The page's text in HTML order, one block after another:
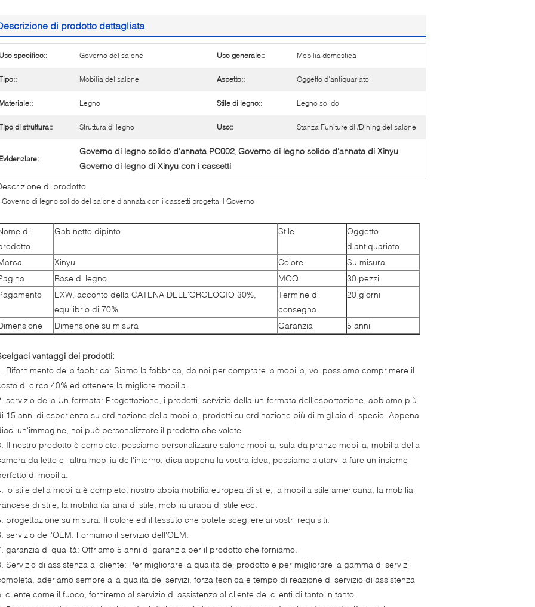
di prodotto dettagliata
specifico:: Governo del salone Uso generale:: Mobilia domestica
Mobilia del salone Aspetto:: Oggetto d'antiquariato
Legno Stile di legno:: Legno solido
di struttura:: Struttura di legno Uso:: Stanza Funiture di /Dining del salone
Governo di legno solido d'annata PC002, Governo di legno solido d'annata di Xinyu,
Governo di legno di Xinyu con i cassetti
di prodotto
Governo di legno solido del salone d'annata con i cassetti progetta il Governo
di
Gabinetto dipinto Stile
Oggetto
d'antiquariato
Xinyu Colore
Su misura
Base di legno MOQ
30 pezzi
EXW, acconto della CATENA DELL'OROLOGIO 30%,
equilibrio di 70%
Termine di
consegna
20 giorni
Dimensione su misura Garanzia 5 anni
vantaggi dei prodotti:
Rifornimento della fabbrica: Siamo la fabbrica, da noi per comprare la mobilia, voi possiamo comprimere il
di circa 40% ed ottenere la migliore mobilia.
servizio della Un-fermata: Progettazione, i prodotti, servizio della un-fermata dell'esportazione, abbiamo più
15 anni di esperienza su ordinazione della mobilia, prodotti su ordinazione più di migliaia di specie. Appena
un'immagine, noi può personalizzare il prodotto che volete.
Il nostro prodotto è completo: possiamo personalizzare salone mobilia, sala da pranzo mobilia, mobilia della
da letto e l'altra mobilia dell'interno, dica appena la vostra idea, possiamo aiutarvi a fare un insieme
di mobilia.
lo stile della mobilia è completo: nostro abbia mobilia europea di stile, la mobilia stile americana, la mobilia
di stile, la mobilia italiana di stile, mobilia araba di stile ecc.
progettazione su misura: Il colore ed il tessuto che potete scegliere ai vostri requisiti.
servizio dell'OEM: Forniamo il servizio dell'OEM.
garanzia di qualità: Offriamo 5 anni di garanzia per il prodotto che forniamo.
Servizio di assistenza al cliente: Per migliorare la qualità del prodotto e per migliorare la gamma di servizi
aderiamo sempre alla qualità dei servizi, forza tecnica e tempo di reazione di servizio di assistenza
cliente come il fuoco, forniremo al servizio di assistenza al cliente dei clienti di tanto in tanto.